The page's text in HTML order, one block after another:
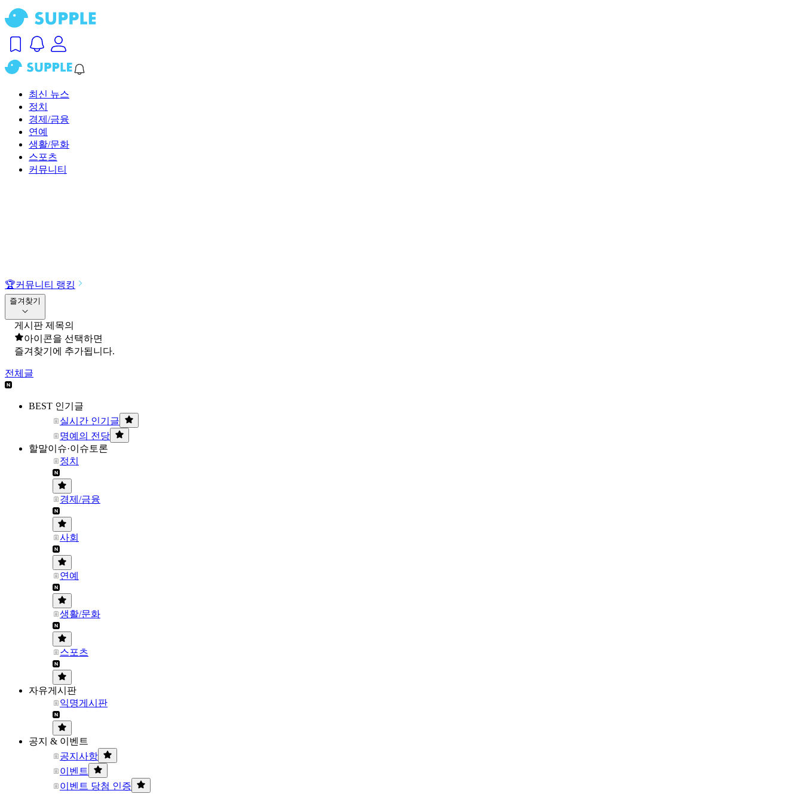
최신 뉴스
정치
경제/금융
연예
생활/문화
스포츠
커뮤니티
🏆커뮤니티 랭킹
즐겨찾기
게시판 제목의
아이콘을 선택하면
즐겨찾기에 추가됩니다.
전체글
BEST 인기글
실시간 인기글
명예의 전당
할말이슈·이슈토론
정치
경제/금융
사회
연예
생활/문화
스포츠
자유게시판
익명게시판
공지 & 이벤트
공지사항
이벤트
이벤트 당첨 인증